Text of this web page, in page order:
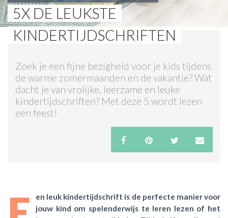
LIFESTYLE
SHOPS
ACTIES & KORTING
5X DE LEUKSTE
KINDERTIJDSCHRIFTEN
Zoek je een fijne bezigheid voor je kids tijdens
de warme zomermaanden en de vakantie? Wat
dacht je van vrolijke, leerzame en leuke
kindertijdschriften? Met deze 5 wordt lezen
een feest!
en leuk kindertijdschrift is de perfecte manier voor
jouw kind om spelenderwijs te leren lezen of het